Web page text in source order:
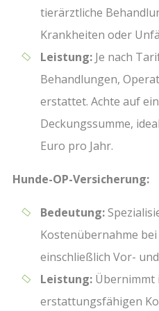
tierärztliche
Krankheiten oder
Leistung: Je nach
Behandlungen,
erstattet. Achte auf
Deckungssumme,
Euro pro Jahr.
Hunde-OP-Versicherung:
Bedeutung:
Kostenübernahme
einschließlich Vor-
Leistung: Übernimmt
erstattungsfähigen